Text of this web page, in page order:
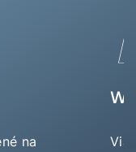
na